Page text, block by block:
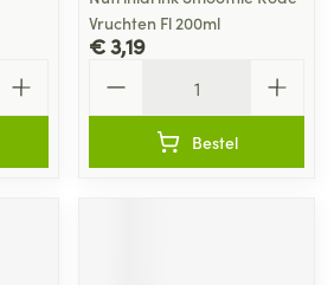
Vruchten Fl 200ml
€ 3,19
Bestel